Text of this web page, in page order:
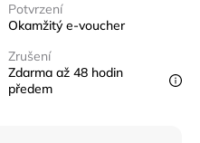
Potvrzení
Okamžitý e-voucher
Zrušení
Zdarma až 48 hodin
předem